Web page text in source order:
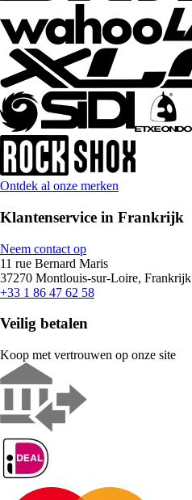
Ontdek al onze merken
Klantenservice in Frankrijk
Neem contact op
11 rue Bernard Maris
37270 Montlouis-sur-Loire, Frankrijk
+33 1 86 47 62 58
Veilig betalen
Koop met vertrouwen op onze site